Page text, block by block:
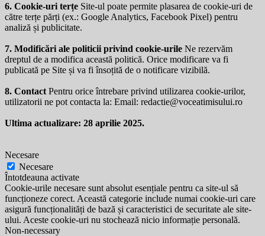
6. Cookie-uri terțe Site-ul poate permite plasarea de cookie-uri de
către terțe părți (ex.: Google Analytics, Facebook Pixel) pentru
analiză și publicitate.
7. Modificări ale politicii privind cookie-urile Ne rezervăm
dreptul de a modifica această politică. Orice modificare va fi
publicată pe Site și va fi însoțită de o notificare vizibilă.
8. Contact Pentru orice întrebare privind utilizarea cookie-urilor,
utilizatorii ne pot contacta la: Email: redactie@voceatimisului.ro
Ultima actualizare: 28 aprilie 2025.
Necesare
Necesare
Întotdeauna activate
Cookie-urile necesare sunt absolut esențiale pentru ca site-ul să
funcționeze corect. Această categorie include numai cookie-uri care
asigură funcționalități de bază și caracteristici de securitate ale site-
ului. Aceste cookie-uri nu stochează nicio informație personală.
Non-necessary